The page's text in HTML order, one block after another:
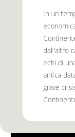
In un
dall'altro
echi di
antica
grave